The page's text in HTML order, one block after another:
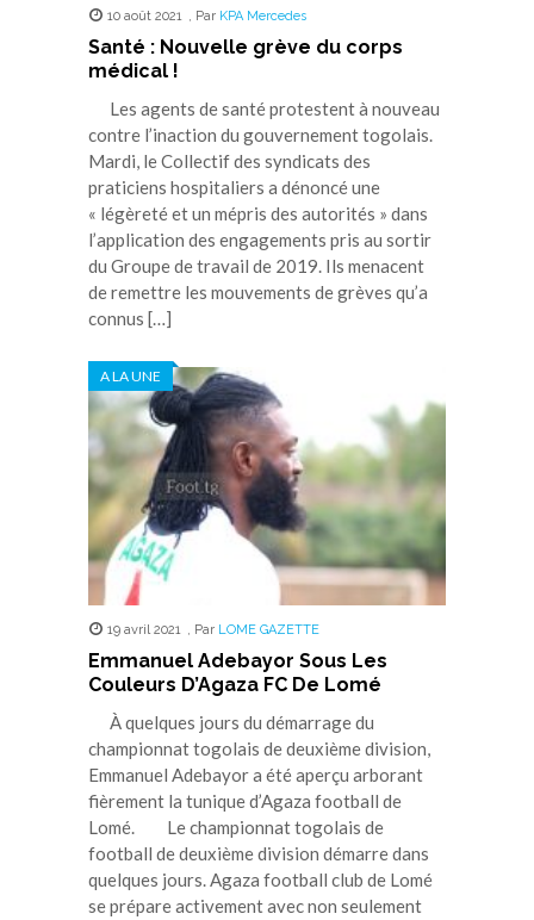
10 août 2021 , Par KPA Mercedes
Santé : Nouvelle grève du corps
médical !
Les agents de santé protestent à nouveau
contre l’inaction du gouvernement togolais.
Mardi, le Collectif des syndicats des
praticiens hospitaliers a dénoncé une
« légèreté et un mépris des autorités » dans
l’application des engagements pris au sortir
du Groupe de travail de 2019. Ils menacent
de remettre les mouvements de grèves qu’a
connus […]
A LA UNE
19 avril 2021 , Par LOME GAZETTE
Emmanuel Adebayor Sous Les
Couleurs D’Agaza FC De Lomé
À quelques jours du démarrage du
championnat togolais de deuxième division,
Emmanuel Adebayor a été aperçu arborant
fièrement la tunique d’Agaza football de
Lomé. Le championnat togolais de
football de deuxième division démarre dans
quelques jours. Agaza football club de Lomé
se prépare activement avec non seulement